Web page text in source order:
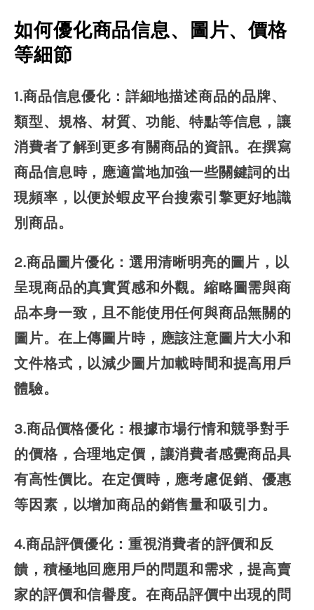
如何優化商品信息、圖片、價格
等細節
1.商品信息優化：詳細地描述商品的品牌、
類型、規格、材質、功能、特點等信息，讓
消費者了解到更多有關商品的資訊。在撰寫
商品信息時，應適當地加強一些關鍵詞的出
現頻率，以便於蝦皮平台搜索引擎更好地識
別商品。
2.商品圖片優化：選用清晰明亮的圖片，以
呈現商品的真實質感和外觀。縮略圖需與商
品本身一致，且不能使用任何與商品無關的
圖片。在上傳圖片時，應該注意圖片大小和
文件格式，以減少圖片加載時間和提高用戶
體驗。
3.商品價格優化：根據市場行情和競爭對手
的價格，合理地定價，讓消費者感覺商品具
有高性價比。在定價時，應考慮促銷、優惠
等因素，以增加商品的銷售量和吸引力。
4.商品評價優化：重視消費者的評價和反
饋，積極地回應用戶的問題和需求，提高賣
家的評價和信譽度。在商品評價中出現的問